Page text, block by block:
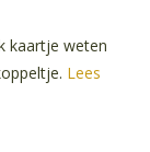
kaartje weten
Lees